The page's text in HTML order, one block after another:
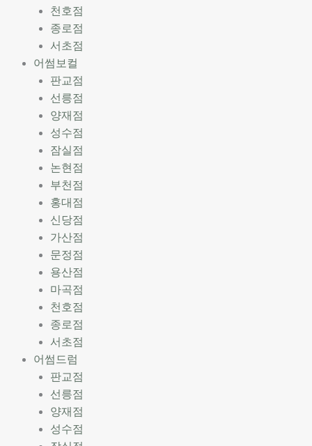
천호점
종로점
서초점
어썸보컬
판교점
선릉점
양재점
성수점
잠실점
논현점
부천점
홍대점
신당점
가산점
문정점
용산점
마곡점
천호점
종로점
서초점
어썸드럼
판교점
선릉점
양재점
성수점